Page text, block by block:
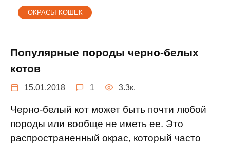
ОКРАСЫ КОШЕК
Популярные породы черно-белых
котов
15.01.2018 1 3.3к.
Черно-белый кот может быть почти любой
породы или вообще не иметь ее. Это
распространенный окрас, который часто